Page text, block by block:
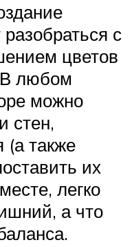
с
цветов
любом
можно
стен,
(а также
их
легко
а что